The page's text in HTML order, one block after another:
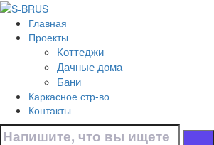
Перейти к контенту
Главная
Проекты
Коттеджи
Дачные дома
Бани
Каркасное стр-во
Контакты
Главная
Дачные дома
Под усадку